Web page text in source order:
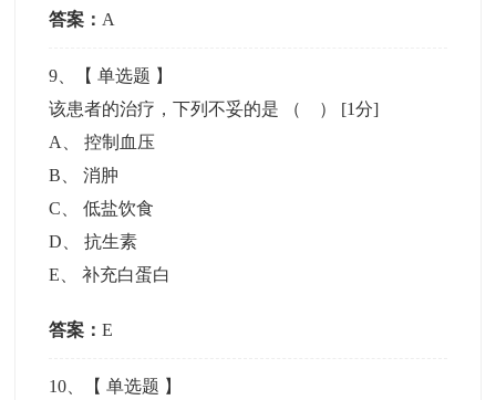
答案： A
9 、【单选题 】
该患者的治疗，下列不妥的是 （ ） [1分]
A
、控制血压
B 、消肿
C 、低盐饮食
D 、抗生素
E 、补充白蛋白
答案：E
10 、【单选题 】